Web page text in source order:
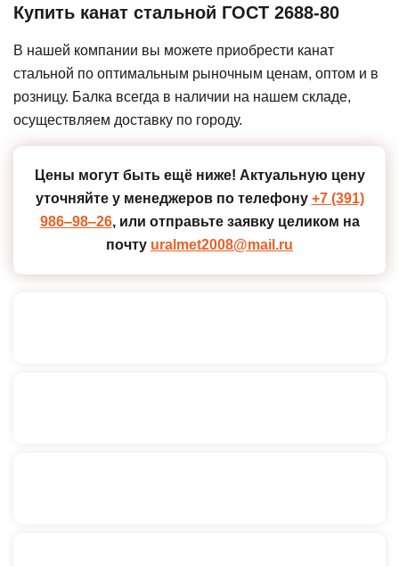
Купить канат стальной ГОСТ 2688-80
В нашей компании вы можете приобрести канат
стальной по оптимальным рыночным ценам, оптом и в
розницу. Балка всегда в наличии на нашем складе,
осуществляем доставку по городу.
Цены могут быть ещё ниже! Актуальную цену
уточняйте у менеджеров по телефону +7 (391)
986‒98‒26, или отправьте заявку целиком на
почту uralmet2008@mail.ru